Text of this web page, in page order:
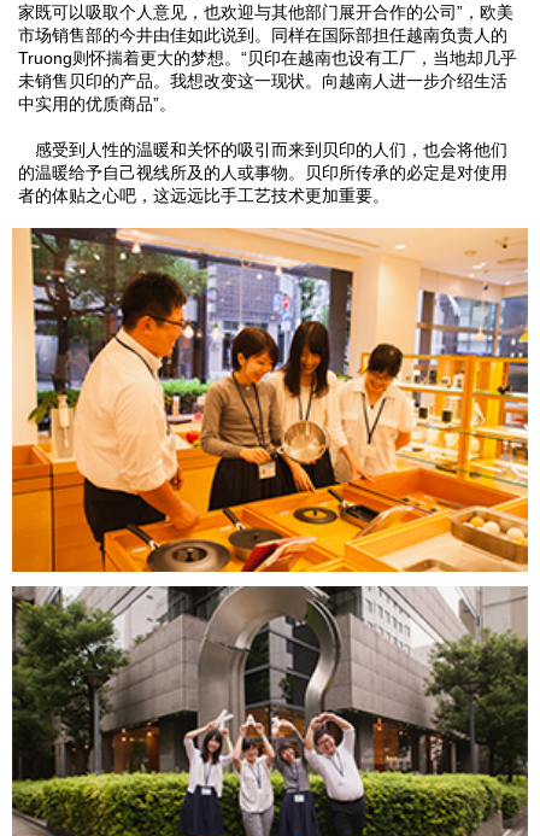
家既可以吸取个人意见，也欢迎与其他部门展开合作的公司”，欧美
市场销售部的今井由佳如此说到。同样在国际部担任越南负责人的
Truong则怀揣着更大的梦想。“贝印在越南也设有工厂，当地却几乎
未销售贝印的产品。我想改变这一现状。向越南人进一步介绍生活
中实用的优质商品”。
感受到人性的温暖和关怀的吸引而来到贝印的人们，也会将他们
的温暖给予自己视线所及的人或事物。贝印所传承的必定是对使用
者的体贴之心吧，这远远比手工艺技术更加重要。